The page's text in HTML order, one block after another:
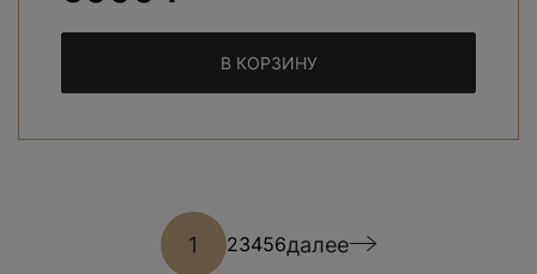
В КОРЗИНУ
1 23456далее